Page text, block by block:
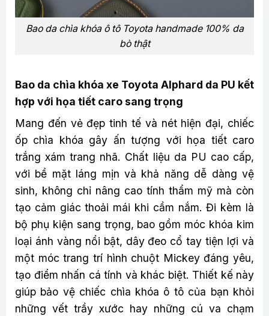
Bao da chìa khóa ô tô Toyota handmade 100% da
bò thật
Bao da chìa khóa xe Toyota Alphard da PU kết
hợp với họa tiết caro sang trọng
Mang đến vẻ đẹp tinh tế và nét hiện đại, chiếc
ốp chìa khóa gây ấn tượng với họa tiết caro
trắng xám trang nhã. Chất liệu da PU cao cấp,
với bề mặt láng mịn và khả năng dễ dàng vệ
sinh, không chỉ nâng cao tính thẩm mỹ mà còn
tạo cảm giác thoải mái khi cầm nắm. Đi kèm là
bộ phụ kiện sang trọng, bao gồm móc khóa kim
loại ánh vàng nổi bật, dây đeo cổ tay tiện lợi và
một móc trang trí hình chuột Mickey đáng yêu,
tạo điểm nhấn cá tính và khác biệt. Thiết kế này
giúp bảo vệ chiếc chìa khóa ô tô của bạn khỏi
những vết trầy xước hay những cú va chạm